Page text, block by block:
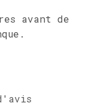
avant de